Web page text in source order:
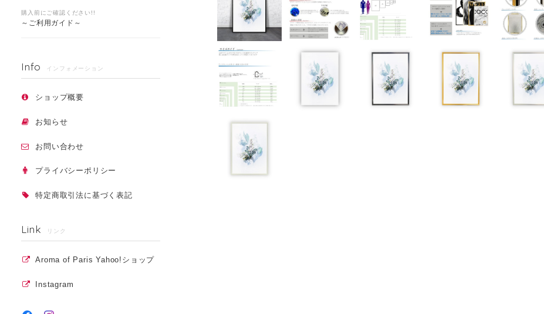
購入前にご確認ください!!
～ご利用ガイド～
Info インフォメーション
ショップ概要
お知らせ
お問い合わせ
プライバシーポリシー
特定商取引法に基づく表記
Link リンク
Aroma of Paris Yahoo!ショップ
Instagram